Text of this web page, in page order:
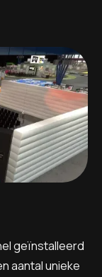
geïnstalleerd
aantal unieke